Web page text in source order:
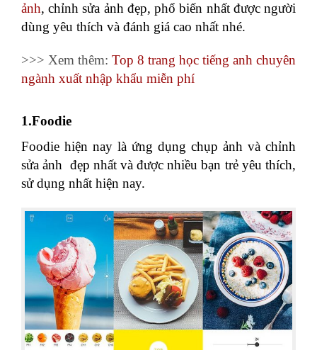
ảnh, chỉnh sửa ảnh đẹp, phổ biến nhất được người
dùng yêu thích và đánh giá cao nhất nhé.
>>> Xem thêm: Top 8 trang học tiếng anh chuyên
ngành xuất nhập khẩu miễn phí
1.Foodie
Foodie hiện nay là ứng dụng chụp ảnh và chỉnh
sửa ảnh đẹp nhất và được nhiều bạn trẻ yêu thích,
sử dụng nhất hiện nay.